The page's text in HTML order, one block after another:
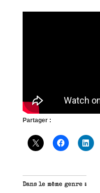
Partager :
Dans le même genre :